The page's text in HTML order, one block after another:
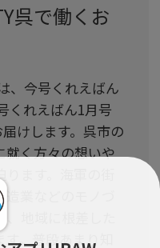
呉で働くお
、今号くれえばん
くれえばん1月号
届けします。呉市の
就く方々の想いや
ます。海軍の街
業などのモノづ
地域に根差した
。普段あまり知